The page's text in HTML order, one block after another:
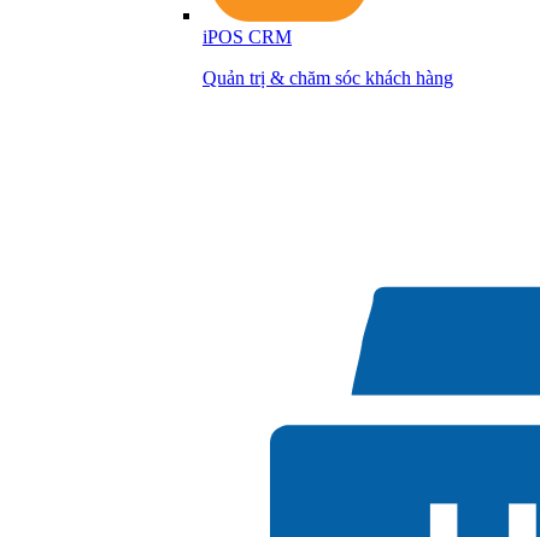
iPOS CRM
Quản trị & chăm sóc khách hàng